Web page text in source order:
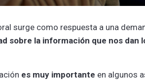
surge como respuesta a una
sobre la información que nos dan
es muy importante en algunos